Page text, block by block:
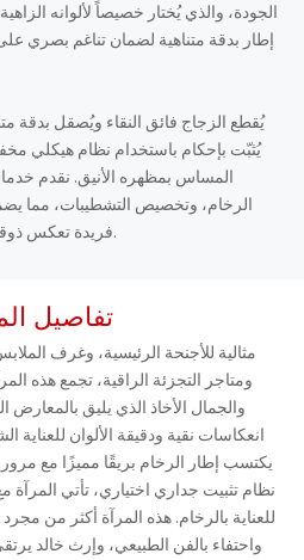
الجودة، والذي يُختار خصيصاً لألوانه
إطار بدقة متناهية لضمان تناغم بصري
يُقطع الزجاج فائق النقاء ويُصقل بدقة
يُثبّت بإحكام باستخدام نظام هيكلي
المساس بمظهره الأنيق. نقدم
الرخام، وتخصيص التشطيبات، مما
فريدة تعكس ذوقك الشخصي ومتطلباتك المكانية.
تفاصيل
مثالية للأجنحة الرئيسية، وغرف
ومتاجر التجزئة الراقية، تجمع هذه
والجمال الأخاذ الذي يليق بالمعارض
انعكاسات نقية ودقيقة الألوان
يكتسب إطار الرخام بريقًا مميزًا مع
نظام تثبيت جداري اختياري، تأتي
للعناية بالرخام. هذه المرآة أكثر من
واحتفاء بالفن الطبيعي، وإرث خالد